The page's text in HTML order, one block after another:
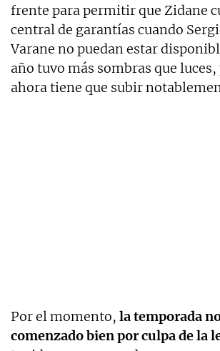
frente para permitir que Zidane
central de garantías cuando
Varane no puedan estar
año tuvo más sombras que
ahora tiene que subir
Por el momento, la temporada
comenzado bien por culpa de la